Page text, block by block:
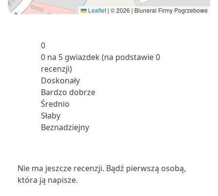
Leaflet | © 2026 | Bluneral Firmy Pogrzebowe
0
0 na 5 gwiazdek (na podstawie 0
recenzji)
Doskonały
Bardzo dobrze
Średnio
Słaby
Beznadziejny
Nie ma jeszcze recenzji. Bądź pierwszą osobą,
która ją napisze.